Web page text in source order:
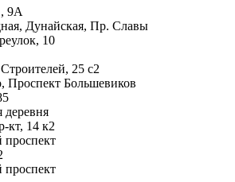
9А
Дунайская, Пр. Славы
10
25 с2
Проспект Большевиков
деревня
кт, 14 к2
проспект
проспект